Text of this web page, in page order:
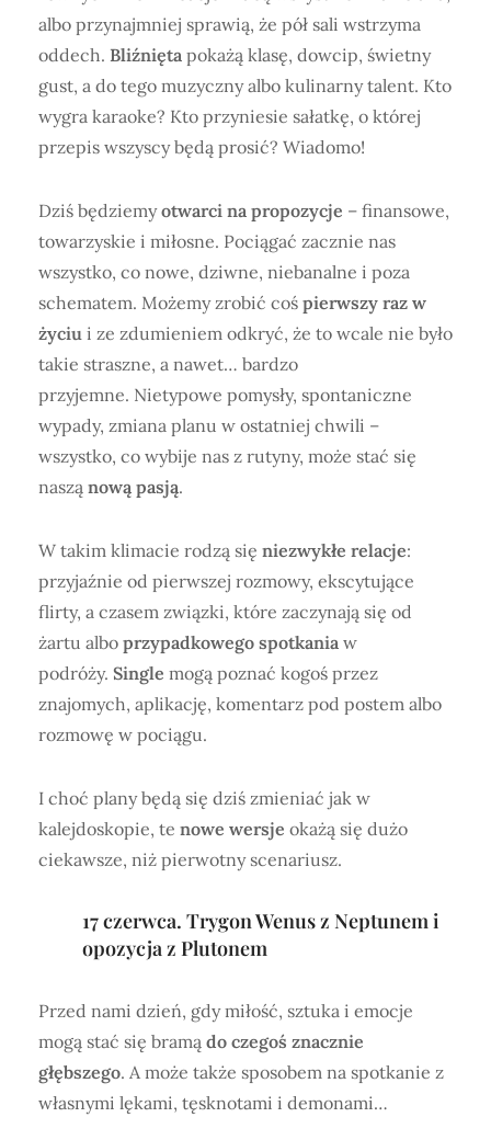
albo przynajmniej sprawią, że pół sali wstrzyma
oddech. Bliźnięta pokażą klasę, dowcip, świetny
gust, a do tego muzyczny albo kulinarny talent. Kto
wygra karaoke? Kto przyniesie sałatkę, o której
przepis wszyscy będą prosić? Wiadomo!
Dziś będziemyotwarci na propozycje – finansowe,
towarzyskie i miłosne. Pociągać zacznie nas
wszystko, co nowe, dziwne, niebanalne i poza
schematem. Możemy zrobić coś pierwszy raz w
życiu i ze zdumieniem odkryć, że to wcale nie było
takie straszne, a nawet… bardzo
przyjemne. Nietypowe pomysły, spontaniczne
wypady, zmiana planu w ostatniej chwili –
wszystko, co wybije nas z rutyny, może stać się
naszą nową pasją.
W takim klimacie rodzą się niezwykłe relacje:
przyjaźnie od pierwszej rozmowy, ekscytujące
flirty, a czasem związki, które zaczynają się od
żartu albo przypadkowego spotkania w
podróży. Single mogą poznać kogoś przez
znajomych, aplikację, komentarz pod postem albo
rozmowę w pociągu.
I choć plany będą się dziś zmieniać jak w
kalejdoskopie, te nowe wersje okażą się dużo
ciekawsze, niż pierwotny scenariusz.
17 czerwca. Trygon Wenus z Neptunem i
opozycja z Plutonem
Przed nami dzień, gdy miłość, sztuka i emocje
mogą stać się bramą do czegoś znacznie
głębszego. A może także sposobem na spotkanie z
własnymi lękami, tęsknotami i demonami…